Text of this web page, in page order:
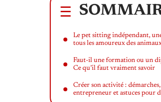
Le pet sitting indépendant,
tous les amoureux des
Faut-il une formation ou un
Ce qu’il faut vraiment savoir
Créer son activité :
entrepreneur et astuces pour